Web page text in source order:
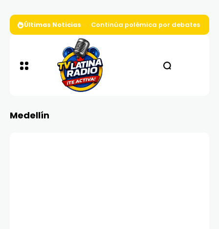
Últimas Noticias Continúa polémica por debates
Medellín